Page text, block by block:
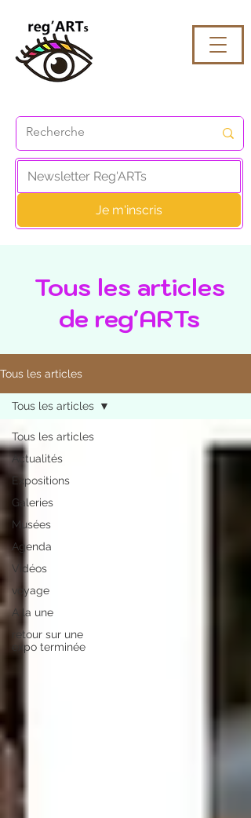
Je m'inscris
Tous les articles
de reg'ARTs
Tous les articles
Tous les articles
Actualités
Expositions
Galeries
Musées
Agenda
Vidéos
voyage
A la une
retour sur une
expo terminée
Tous les articles